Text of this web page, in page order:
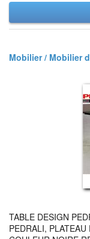
Mobilier / Mobilier
TABLE DESIGN
PEDRALI,